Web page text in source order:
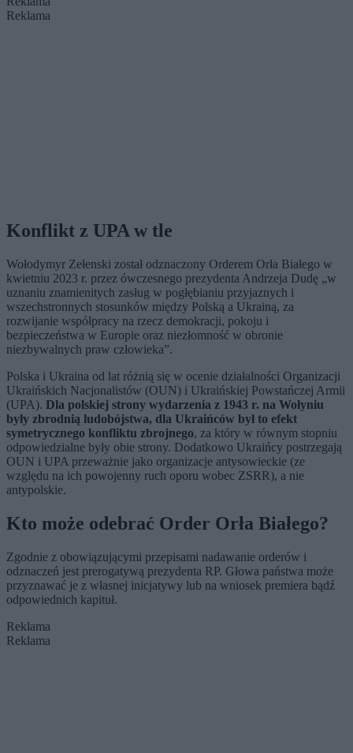
Reklama
Konflikt z UPA w tle
Wołodymyr Zełenski został odznaczony Orderem Orła Białego w
kwietniu 2023 r. przez ówczesnego prezydenta Andrzeja Dudę „w
uznaniu znamienitych zasług w pogłębianiu przyjaznych i
wszechstronnych stosunków między Polską a Ukrainą, za
rozwijanie współpracy na rzecz demokracji, pokoju i
bezpieczeństwa w Europie oraz niezłomność w obronie
niezbywalnych praw człowieka”.
Polska i Ukraina od lat różnią się w ocenie działalności Organizacji
Ukraińskich Nacjonalistów (OUN) i Ukraińskiej Powstańczej Armii
(UPA). Dla polskiej strony wydarzenia z 1943 r. na Wołyniu
były zbrodnią ludobójstwa, dla Ukraińców był to efekt
symetrycznego konfliktu zbrojnego, za który w równym stopniu
odpowiedzialne były obie strony. Dodatkowo Ukraińcy postrzegają
OUN i UPA przeważnie jako organizacje antysowieckie (ze
względu na ich powojenny ruch oporu wobec ZSRR), a nie
antypolskie.
Kto może odebrać Order Orła Białego?
Zgodnie z obowiązującymi przepisami nadawanie orderów i
odznaczeń jest prerogatywą prezydenta RP. Głowa państwa może
przyznawać je z własnej inicjatywy lub na wniosek premiera bądź
odpowiednich kapituł.
Reklama
Reklama